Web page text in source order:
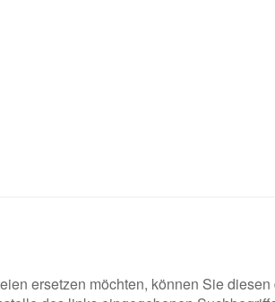
ersetzen möchten, können Sie